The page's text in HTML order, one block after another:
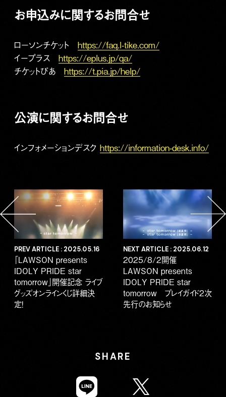
お申込みに関するお問合せ
ロ－ソンチケット https://faq.l-tike.com/
イープラス https://eplus.jp/qa/
チケットぴあ https://t.pia.jp/help/
公演に関するお問合せ
インフォメーションデスク https://information-desk.info/
PREV ARTICLE : 2025.05.16
「LAWSON presents
IDOLY PRIDE star
tomorrow」開催記念 ライブ
グッズオンラインくじ詳細決
定！
NEXT ARTICLE : 2025.06.12
2025/8/2開催
LAWSON presents
IDOLY PRIDE star
tomorrow プレイガイド2次
先行のお知らせ
SHARE